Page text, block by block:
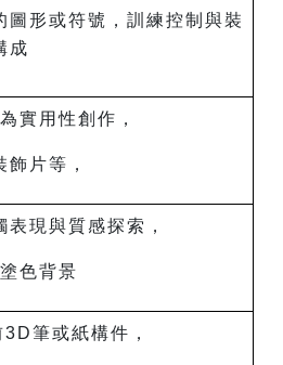
形或符號，訓練控制與裝
成
實用性創作，
飾片等，
現與質感探索，
色背景
筆或紙構件，